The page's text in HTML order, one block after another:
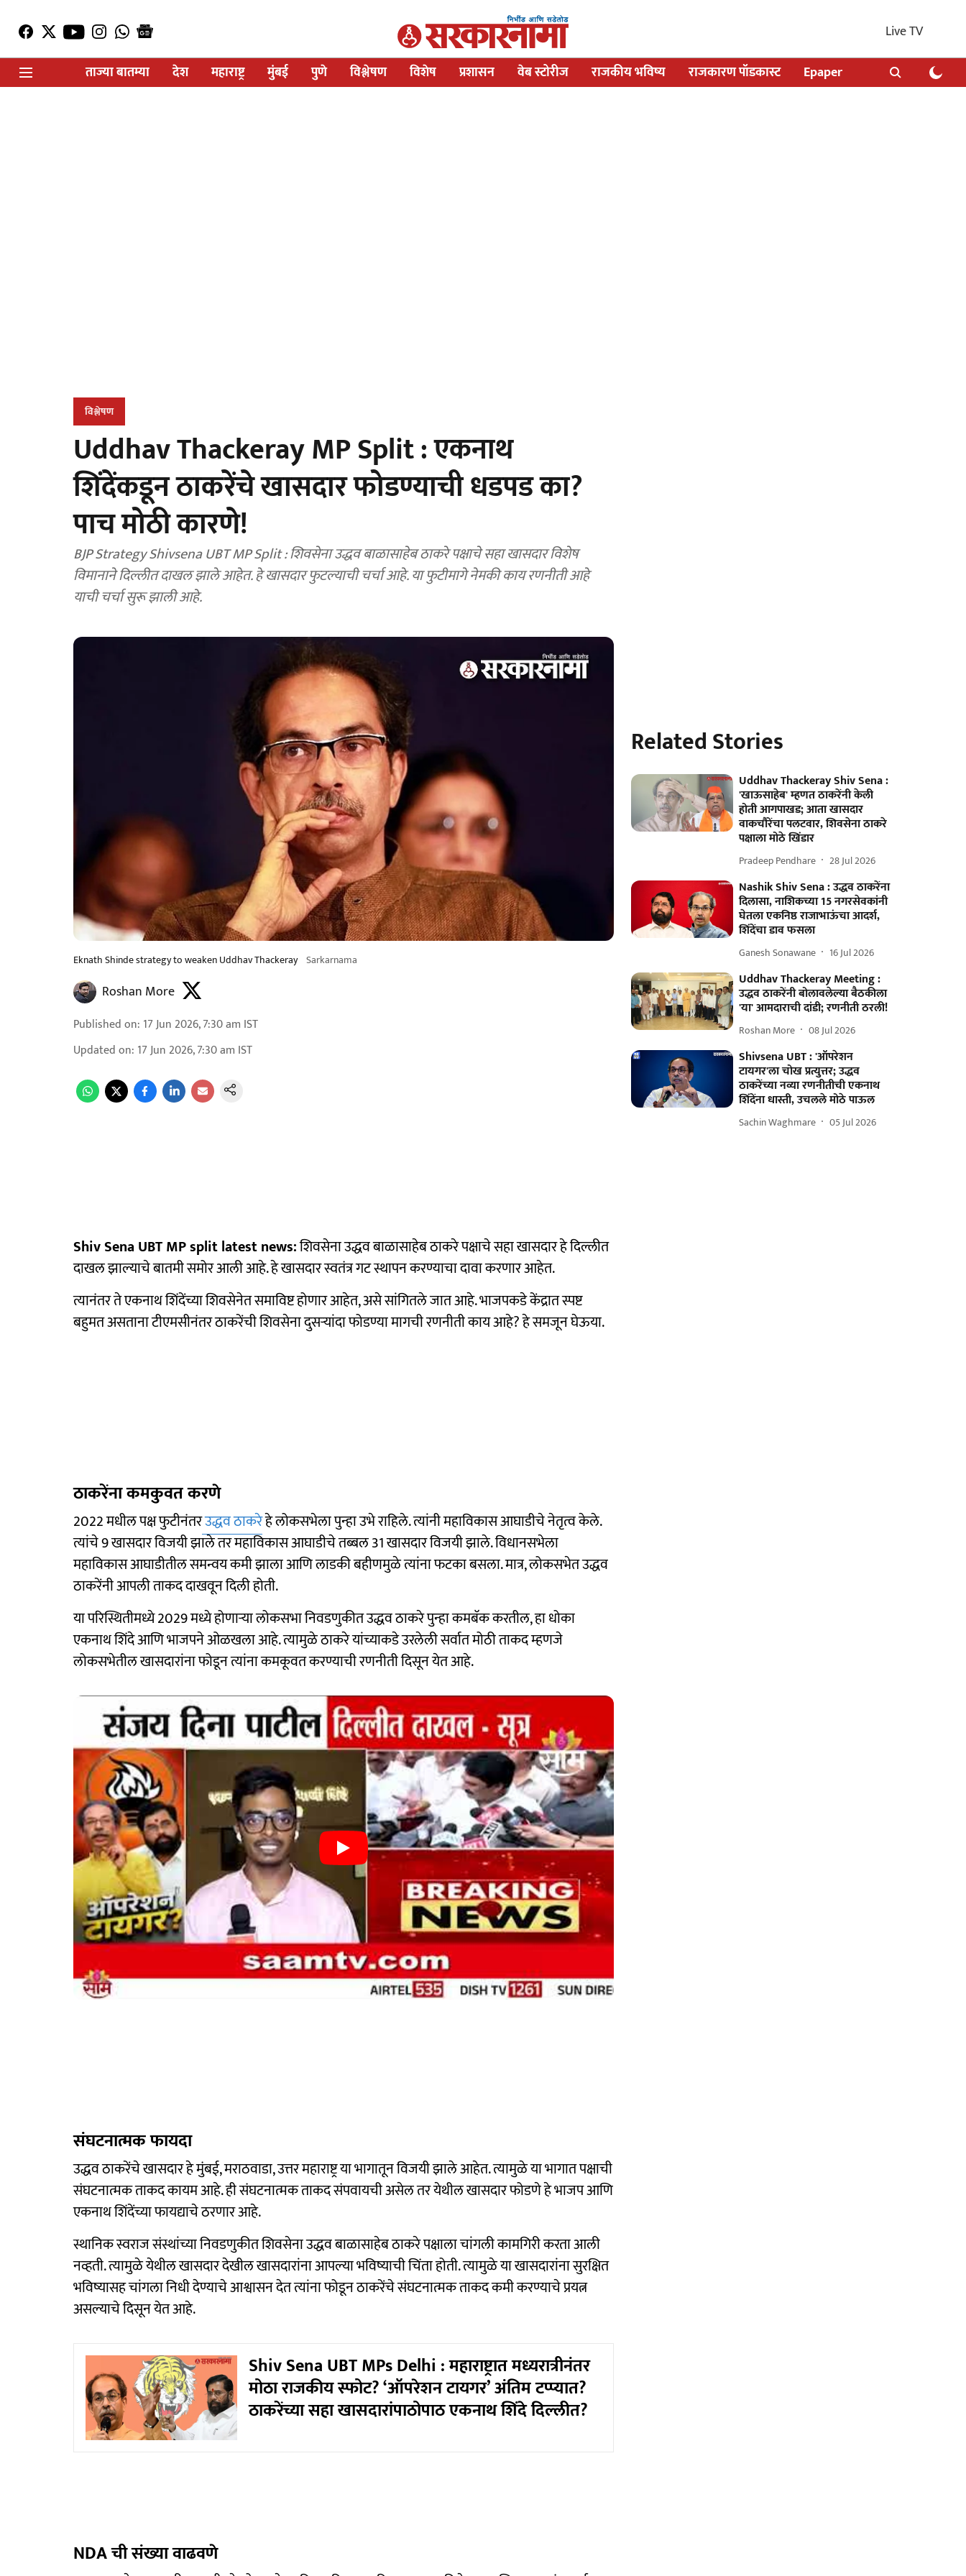
Live TV
ताज्या बातम्या
देश महाराष्ट्र मुंबई पुणे विश्लेषण विशेष प्रशासन वेब स्टोरीज राजकीय भविष्य राजकारण पॉडकास्ट Epaper
विश्लेषण
Uddhav Thackeray MP Split : एकनाथ
शिंदेंकडून ठाकरेंचे खासदार फोडण्याची धडपड का?
पाच मोठी कारणे!
BJP Strategy Shivsena UBT MP Split : शिवसेना उद्धव बाळासाहेब ठाकरे पक्षाचे सहा खासदार विशेष
विमानाने दिल्लीत दाखल झाले आहेत. हे खासदार फुटल्याची चर्चा आहे. या फुटीमागे नेमकी काय रणनीती आहे
याची चर्चा सुरू झाली आहे.
Eknath Shinde strategy to weaken Uddhav Thackeray Sarkarnama
Roshan More
Published on: 17 Jun 2026, 7:30 am IST
Updated on: 17 Jun 2026, 7:30 am IST
Shiv Sena UBT MP split latest news:शिवसेना उद्धव बाळासाहेब ठाकरे पक्षाचे सहा खासदार हे दिल्लीत
दाखल झाल्याचे बातमी समोर आली आहे. हे खासदार स्वतंत्र गट स्थापन करण्याचा दावा करणार आहेत.
त्यानंतर ते एकनाथ शिंदेंच्या शिवसेनेत समाविष्ट होणार आहेत, असे सांगितले जात आहे. भाजपकडे केंद्रात स्पष्ट
बहुमत असताना टीएमसीनंतर ठाकरेंची शिवसेना दुसऱ्यांदा फोडण्या मागची रणनीती काय आहे? हे समजून घेऊया.
ठाकरेंना कमकुवत करणे
2022 मधील पक्ष फुटीनंतरउद्धव ठाकरेहे लोकसभेला पुन्हा उभे राहिले. त्यांनी महाविकास आघाडीचे नेतृत्व केले.
त्यांचे 9 खासदार विजयी झाले तर महाविकास आघाडीचे तब्बल 31 खासदार विजयी झाले. विधानसभेला
महाविकास आघाडीतील समन्वय कमी झाला आणि लाडकी बहीणमुळे त्यांना फटका बसला. मात्र, लोकसभेत उद्धव
ठाकरेंनी आपली ताकद दाखवून दिली होती.
या परिस्थितीमध्ये 2029 मध्ये होणाऱ्या लोकसभा निवडणुकीत उद्धव ठाकरे पुन्हा कमबॅक करतील, हा धोका
एकनाथ शिंदे आणि भाजपने ओळखला आहे. त्यामुळे ठाकरे यांच्याकडे उरलेली सर्वात मोठी ताकद म्हणजे
लोकसभेतील खासदारांना फोडून त्यांना कमकूवत करण्याची रणनीती दिसून येत आहे.
संघटनात्मक फायदा
उद्धव ठाकरेंचे खासदार हे मुंबई, मराठवाडा, उत्तर महाराष्ट्र या भागातून विजयी झाले आहेत. त्यामुळे या भागात पक्षाची
संघटनात्मक ताकद कायम आहे. ही संघटनात्मक ताकद संपवायची असेल तर येथील खासदार फोडणे हे भाजप आणि
एकनाथ शिंदेंच्या फायद्याचे ठरणार आहे.
स्थानिक स्वराज संस्थांच्या निवडणुकीत शिवसेना उद्धव बाळासाहेब ठाकरे पक्षाला चांगली कामगिरी करता आली
नव्हती. त्यामुळे येथील खासदार देखील खासदारांना आपल्या भविष्याची चिंता होती. त्यामुळे या खासदारांना सुरक्षित
भविष्यासह चांगला निधी देण्याचे आश्वासन देत त्यांना फोडून ठाकरेंचे संघटनात्मक ताकद कमी करण्याचे प्रयत्न
असल्याचे दिसून येत आहे.
Shiv Sena UBT MPs Delhi : महाराष्ट्रात मध्यरात्रीनंतर
मोठा राजकीय स्फोट? ‘ऑपरेशन टायगर’ अंतिम टप्प्यात?
ठाकरेंच्या सहा खासदारांपाठोपाठ एकनाथ शिंदे दिल्लीत?
NDA ची संख्या वाढवणे
Related Stories
Uddhav Thackeray Shiv Sena :
'खाऊसाहेब' म्हणत ठाकरेंनी केली
होती आगपाखड; आता खासदार
वाकचौरेंचा पलटवार, शिवसेना ठाकरे
पक्षाला मोठे खिंडार
Pradeep Pendhare 28 Jul 2026
Nashik Shiv Sena : उद्धव ठाकरेंना
दिलासा, नाशिकच्या 15 नगरसेवकांनी
घेतला एकनिष्ठ राजाभाऊंचा आदर्श,
शिंदेंचा डाव फसला
Ganesh Sonawane 16 Jul 2026
Uddhav Thackeray Meeting :
उद्धव ठाकरेंनी बोलावलेल्या बैठकीला
'या' आमदाराची दांडी; रणनीती ठरली!
Roshan More 08 Jul 2026
Shivsena UBT : 'ऑपरेशन
टायगर'ला चोख प्रत्युत्तर; उद्धव
ठाकरेंच्या नव्या रणनीतीची एकनाथ
शिंदेंना धास्ती, उचलले मोठे पाऊल
Sachin Waghmare 05 Jul 2026